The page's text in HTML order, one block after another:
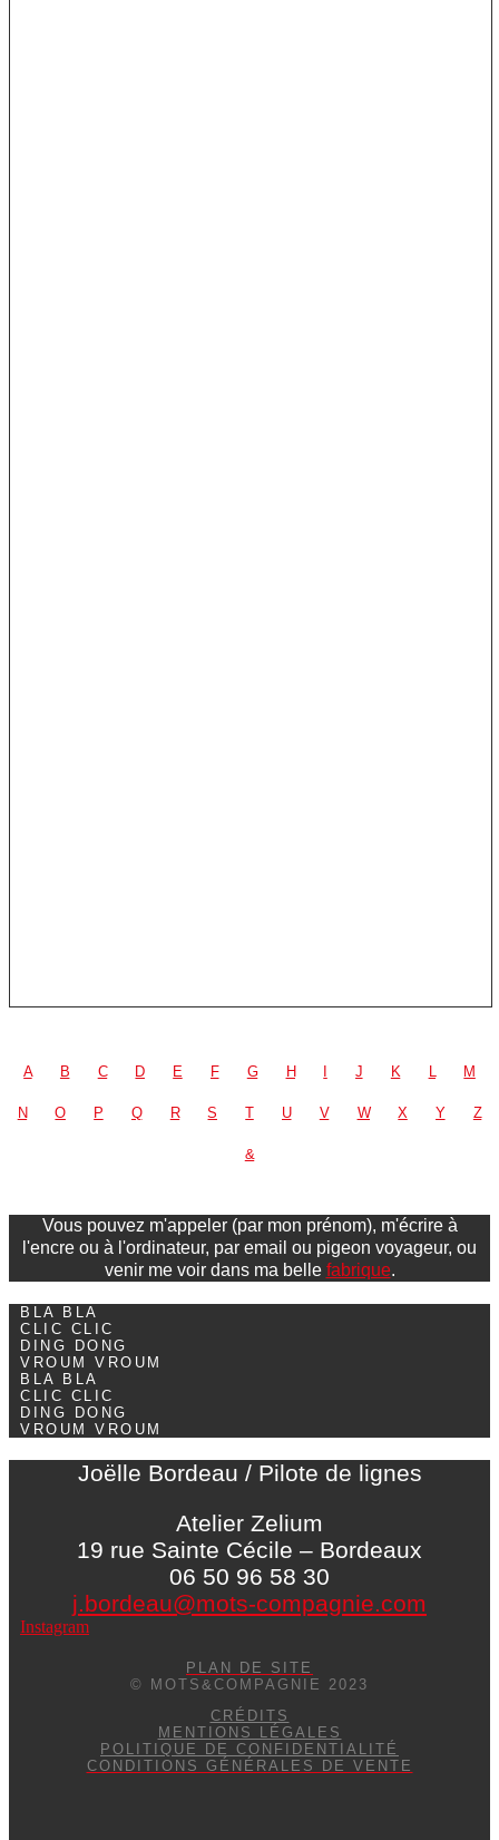
A B C D E F G H I J K L M
N O P Q R S T U V W X Y Z
&
Vous pouvez m'appeler (par mon prénom), m'écrire à
l'encre ou à l'ordinateur, par email ou pigeon voyageur, ou
venir me voir dans ma belle fabrique.
BLA BLA
CLIC CLIC
DING DONG
VROUM VROUM
BLA BLA
CLIC CLIC
DING DONG
VROUM VROUM
Joëlle Bordeau / Pilote de lignes
Atelier Zelium
19 rue Sainte Cécile – Bordeaux
06 50 96 58 30
j.bordeau@mots-compagnie.com
Instagram
PLAN DE SITE
© MOTS&COMPAGNIE 2023
CRÉDITS
MENTIONS LÉGALES
POLITIQUE DE CONFIDENTIALITÉ
CONDITIONS GÉNÉRALES DE VENTE